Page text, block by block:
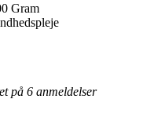
Gram
på 6 anmeldelser